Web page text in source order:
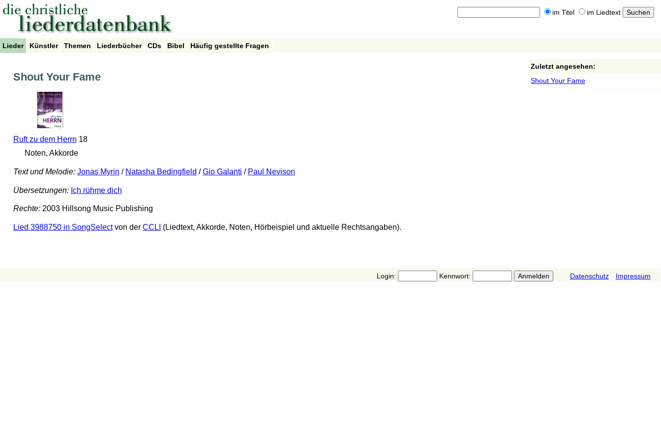
im Titel im Liedtext
Lieder Künstler Themen Liederbücher CDs Bibel Häufig gestellte Fragen
Shout Your Fame
Ruft zu dem Herrn 18
Noten, Akkorde
Text und Melodie: Jonas Myrin / Natasha Bedingfield /Gio Galanti / Paul Nevison
Übersetzungen: Ich rühme dich
Rechte:2003 Hillsong Music Publishing
Lied 3988750 in SongSelectvon der CCLI (Liedtext, Akkorde, Noten, Hörbeispiel und aktuelle Rechtsangaben).
Zuletzt angesehen:
Shout Your Fame
Login: Kennwort: Datenschutz Impressum